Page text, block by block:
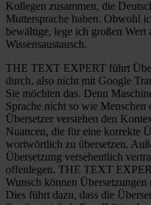
Kollegen zusammen, die
Muttersprache haben. Obwohl
bewältige, lege ich großen Wert
Wissensaustausch.
THE TEXT EXPERT führt
durch, also nicht mit Google
Sie möchten das. Denn
Sprache nicht so wie
Übersetzer verstehen den
Nuancen, die für eine korrekte
wortwörtlich zu übersetzen.
Übersetzung versehentlich
offenlegen. THE TEXT
Wunsch können
Dies führt dazu, dass die